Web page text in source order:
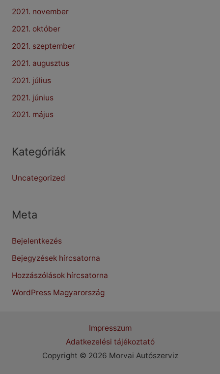
2021. november
2021. október
2021. szeptember
2021. augusztus
2021. július
2021. június
2021. május
Kategóriák
Uncategorized
Meta
Bejelentkezés
Bejegyzések hírcsatorna
Hozzászólások hírcsatorna
WordPress Magyarország
Impresszum
Adatkezelési tájékoztató
Copyright © 2026 Morvai Autószerviz